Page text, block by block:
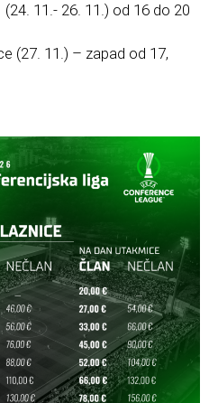
11.- 26. 11.) od 16 do 20
(27. 11.) – zapad od 17,